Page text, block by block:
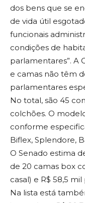
dos bens que se
de vida útil
funcionais
condições de
parlamentares”. A
e camas não têm
parlamentares
No total, são 45
colchões. O
conforme
Biflex, Splendore,
O Senado estima
de 20 camas box
casal) e R$ 58,5
Na lista está